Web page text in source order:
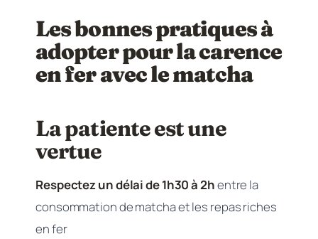
Les bonnes pratiques à
adopter pour la carence
en fer avec le matcha
La patiente est une
vertue
Respectez un délai de 1h30 à 2hentre la
consommation de matcha et les repas riches
en fer